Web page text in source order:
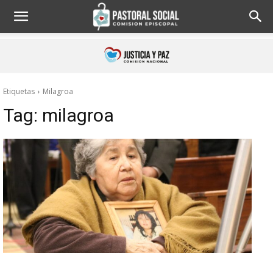
Etiquetas Milagroa
Tag: milagroa